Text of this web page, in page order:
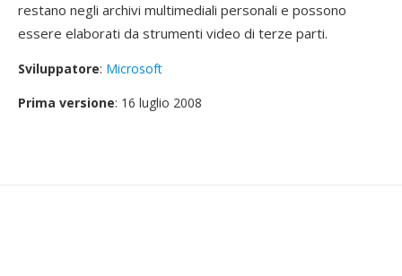
restano negli archivi multimediali personali e possono
essere elaborati da strumenti video di terze parti.
Sviluppatore: Microsoft
Prima versione: 16 luglio 2008